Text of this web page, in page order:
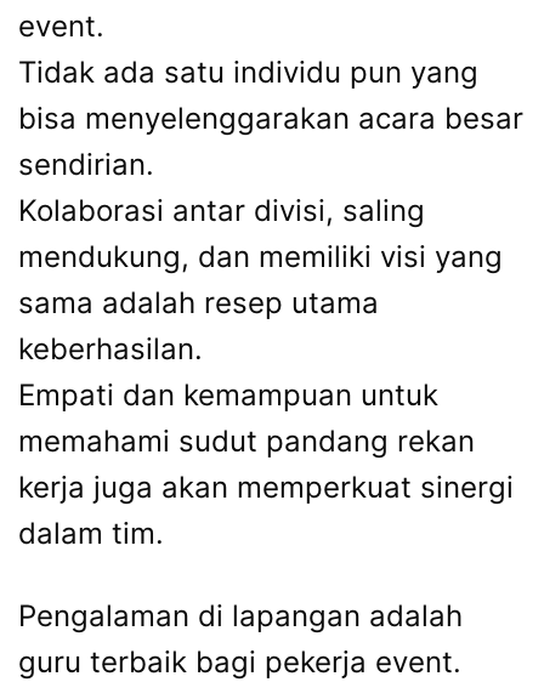
event.
Tidak ada satu individu pun yang
bisa menyelenggarakan acara besar
sendirian.
Kolaborasi antar divisi, saling
mendukung, dan memiliki visi yang
sama adalah resep utama
keberhasilan.
Empati dan kemampuan untuk
memahami sudut pandang rekan
kerja juga akan memperkuat sinergi
dalam tim.
Pengalaman di lapangan adalah
guru terbaik bagi pekerja event.